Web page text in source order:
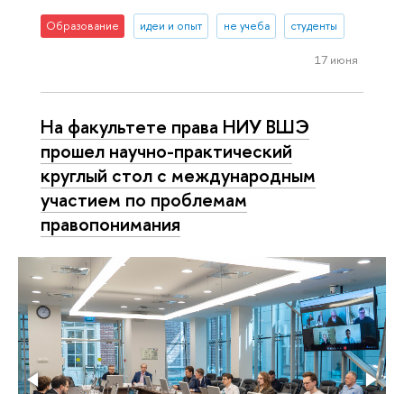
Образование идеи и опыт не учеба студенты
17 июня
На факультете права НИУ ВШЭ
прошел научно-практический
круглый стол с международным
участием по проблемам
правопонимания